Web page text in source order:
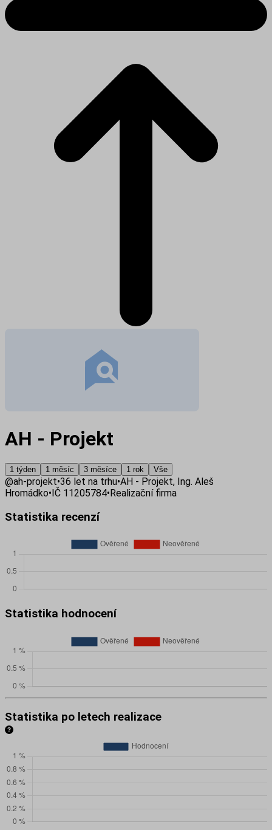
AH - Projekt
1 týden 1 měsíc 3 měsíce 1 rok Vše
@ah-projekt•36 let na trhu•AH - Projekt, Ing. Aleš
Hromádko•IČ 11205784•Realizační firma
Statistika recenzí
Statistika hodnocení
Statistika po letech realizace